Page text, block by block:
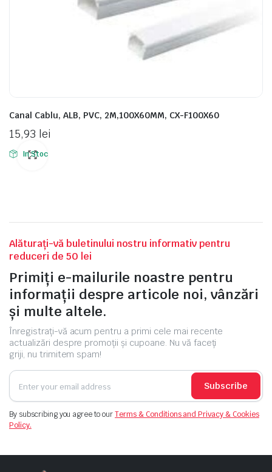
Canal Cablu, ALB, PVC, 2M,100X60MM, CX-F100X60
15,93 lei
In Stoc
Alăturați-vă buletinului nostru informativ pentru
reduceri de 50 lei
Primiți e-mailurile noastre pentru
informații despre articole noi, vânzări
și multe altele.
Înregistrați-vă acum pentru a primi cele mai recente
actualizări despre promoții și cupoane. Nu vă faceți
griji, nu trimitem spam!
Subscribe
By subscribing you agree to ourTerms & Conditions and Privacy & Cookies
Policy.